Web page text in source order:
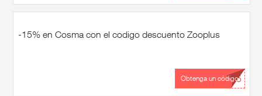
-15% en Cosma con el codigo descuento Zooplus
...15
Obtenga un código